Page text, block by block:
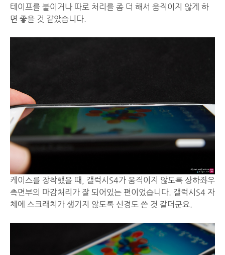
테이프를 붙이거나 따로 처리를 좀 더 해서 움직이지 않게 하
면 좋을 것 같았습니다.
케이스를 장착했을 때, 갤럭시S4가 움직이지 않도록 상하좌우
측면부의 마감처리가 잘 되어있는 편이었습니다. 갤럭시S4 자
체에 스크래치가 생기지 않도록 신경도 쓴 것 같더군요.